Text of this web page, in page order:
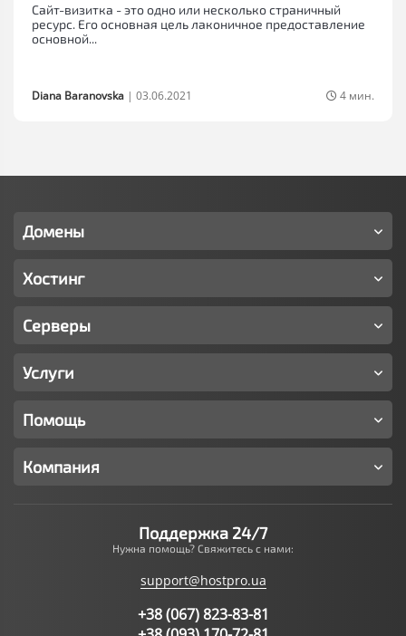
Сайт-визитка - это одно или несколько страничный
ресурс. Его основная цель лаконичное предоставление
основной...
Diana Baranovska | 03.06.2021 4 мин.
Домены
Хостинг
Серверы
Услуги
Помощь
Компания
Поддержка 24/7
Нужна помощь? Свяжитесь с нами:
support@hostpro.ua
+38 (067) 823-83-81